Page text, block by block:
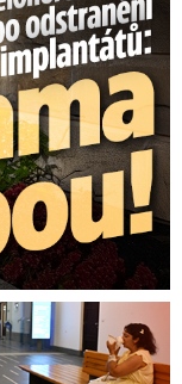
pracovní doby?